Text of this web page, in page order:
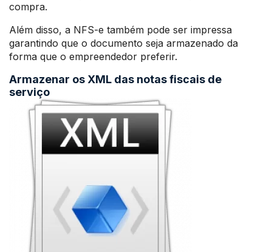
compra.
Além disso, a NFS-e também pode ser impressa
garantindo que o documento seja armazenado da
forma que o empreendedor preferir.
Armazenar os XML das notas fiscais de
serviço